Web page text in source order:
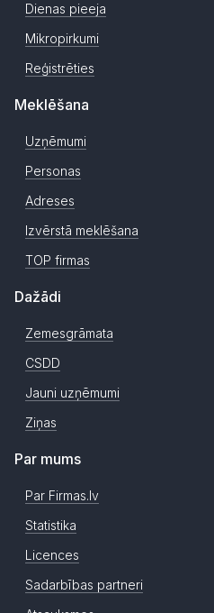
Dienas pieeja
Mikropirkumi
Reģistrēties
Meklēšana
Uzņēmumi
Personas
Adreses
Izvērstā meklēšana
TOP firmas
Dažādi
Zemesgrāmata
CSDD
Jauni uzņēmumi
Ziņas
Par mums
Par Firmas.lv
Statistika
Licences
Sadarbības partneri